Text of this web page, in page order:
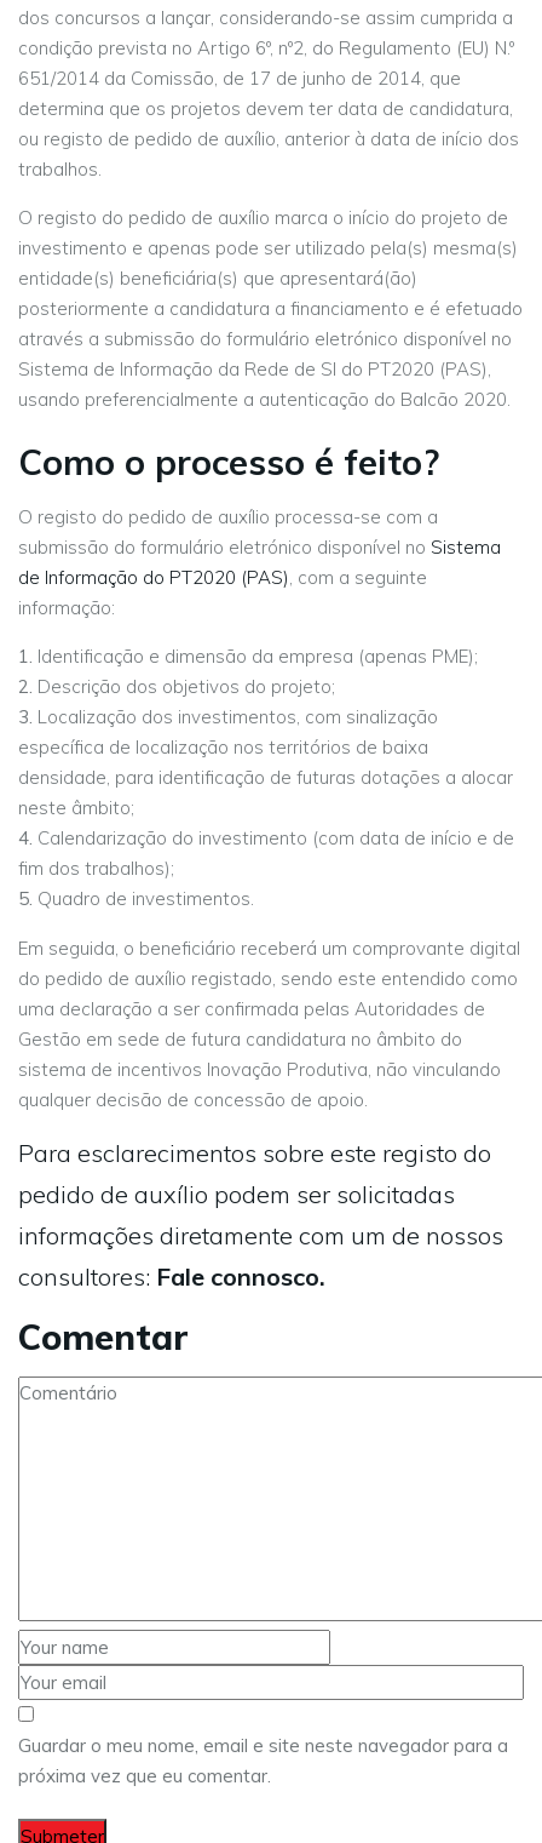
dos concursos a lançar, considerando-se assim cumprida a
condição prevista no Artigo 6º, nº2, do Regulamento (EU) N.º
651/2014 da Comissão, de 17 de junho de 2014, que
determina que os projetos devem ter data de candidatura,
ou registo de pedido de auxílio, anterior à data de início dos
trabalhos.
O registo do pedido de auxílio marca o início do projeto de
investimento e apenas pode ser utilizado pela(s) mesma(s)
entidade(s) beneficiária(s) que apresentará(ão)
posteriormente a candidatura a financiamento e é efetuado
através a submissão do formulário eletrónico disponível no
Sistema de Informação da Rede de SI do PT2020 (PAS),
usando preferencialmente a autenticação do Balcão 2020.
Como o processo é feito?
O registo do pedido de auxílio processa-se com a
submissão do formulário eletrónico disponível no Sistema
de Informação do PT2020 (PAS) , com a seguinte
informação:
Identificação e dimensão da empresa (apenas PME);
Descrição dos objetivos do projeto;
Localização dos investimentos, com sinalização
específica de localização nos territórios de baixa
densidade, para identificação de futuras dotações a alocar
neste âmbito;
Calendarização do investimento (com data de início e de
fim dos trabalhos);
Quadro de investimentos.
Em seguida, o beneficiário receberá um comprovante digital
do pedido de auxílio registado, sendo este entendido como
uma declaração a ser confirmada pelas Autoridades de
Gestão em sede de futura candidatura no âmbito do
sistema de incentivos Inovação Produtiva, não vinculando
qualquer decisão de concessão de apoio.
Para esclarecimentos sobre este registo do
pedido de auxílio podem ser solicitadas
informações diretamente com um de nossos
consultores: Fale connosco.
Comentar
Guardar o meu nome, email e site neste navegador para a
próxima vez que eu comentar.